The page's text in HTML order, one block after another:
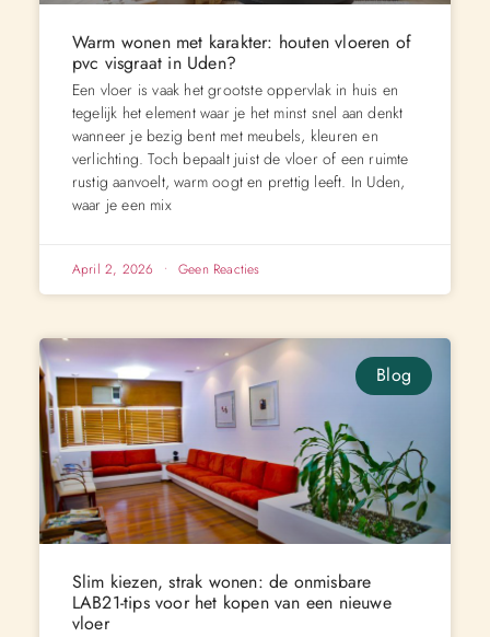
Warm wonen met karakter: houten vloeren of
pvc visgraat in Uden?
Een vloer is vaak het grootste oppervlak in huis en
tegelijk het element waar je het minst snel aan denkt
wanneer je bezig bent met meubels, kleuren en
verlichting. Toch bepaalt juist de vloer of een ruimte
rustig aanvoelt, warm oogt en prettig leeft. In Uden,
waar je een mix
April 2, 2026 Geen Reacties
Blog
Slim kiezen, strak wonen: de onmisbare
LAB21-tips voor het kopen van een nieuwe
vloer